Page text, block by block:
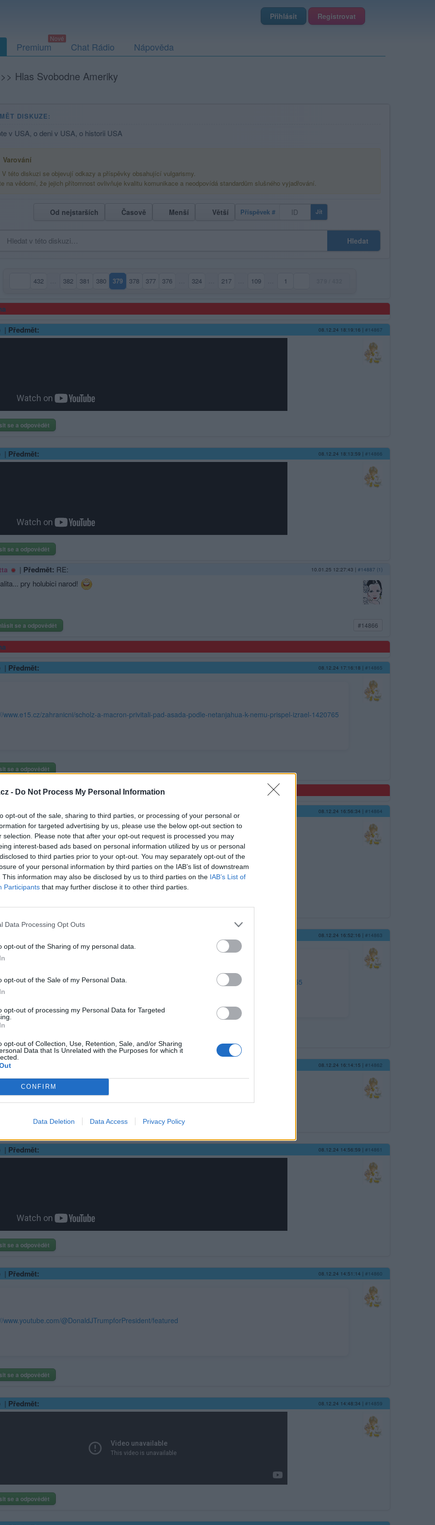
- Do Not Process My Personal Information
opt-out of the sale, sharing to third parties, or processing of your personal or
for targeted advertising by us, please use the below opt-out section to
selection. Please note that after your opt-out request is processed you may
interest-based ads based on personal information utilized by us or personal
to third parties prior to your opt-out. You may separately opt-out of the
of your personal information by third parties on the IAB’s list of downstream
This information may also be disclosed by us to third parties on the IAB’s List of
Participants that may further disclose it to other third parties.
Data Processing Opt Outs
opt-out of the Sharing of my personal data.
opt-out of the Sale of my Personal Data.
opt-out of processing my Personal Data for Targeted
opt-out of Collection, Use, Retention, Sale, and/or Sharing
Data that Is Unrelated with the Purposes for which it
CONFIRM
Data Deletion Data Access Privacy Policy
Přihlásit Registrovat
Premium Chat Rádio Nápověda
>> Hlas Svobodne Ameriky
DISKUZE:
v USA, o deni v USA, o historii USA
Varování
V této diskuzi se objevují odkazy a příspěvky obsahující vulgarismy.
na vědomí, že jejich přítomnost ovlivňuje kvalitu komunikace a neodpovídá standardům slušného vyjadřování.
Od nejstarších Časově Menší Větší Příspěvek # Jít
Hledat
432 382 381 380 379(aktuální strana)
378 377 376 324 217 109 1
| Předmět: 08.12.24 18:19:16 | #14867
se a odpovědět
| Předmět: 08.12.24 18:13:59 | #14866
se a odpovědět
| Předmět: RE: 10.01.25 12:27:43 | #14887 (1)
pry holubici narod!
se a odpovědět #14866
| Předmět: 08.12.24 17:16:18 | #14865
www.e15.cz/zahranicni/scholz-a-macron-privitali-pad-asada-podle-netanjahua-k-nemu-prispel-izrael-1420765
se a odpovědět
Předmět: 08.12.24 16:56:34 | #14864
se a odpovědět
08.12.24 16:52:16 | #14863
www.novinky.cz/clanek/zahranicni-blizky-a-stredni-vychod-asad-opustil-syrii-tvrdi-rusko-40500255
|Předmět: 08.12.24 16:14:15 | #14862
se a odpovědět
| Předmět: 08.12.24 14:56:59 | #14861
se a odpovědět
| Předmět: 08.12.24 14:51:14 | #14860
www.youtube.com/@DonaldJTrumpforPresident/featured
se a odpovědět
| Předmět: 08.12.24 14:48:34 | #14859
se a odpovědět